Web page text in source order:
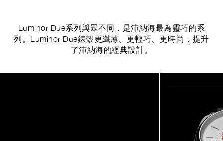
Luminor Due系列與眾不同，是沛納海最為靈巧的系
列。Luminor Due錶殼更纖薄、更輕巧、更時尚，提升
了沛納海的經典設計。
Image